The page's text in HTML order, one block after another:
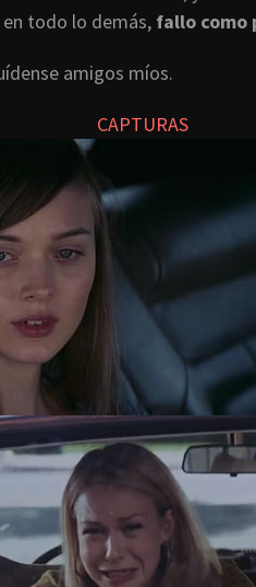
todo lo demás, fallo
amigos míos.
CAPTURAS